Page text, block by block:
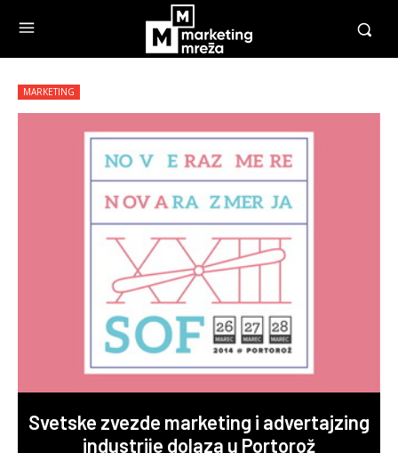
MARKETING
Svetske zvezde marketing i advertajzing
industrije dolaza u Portorož